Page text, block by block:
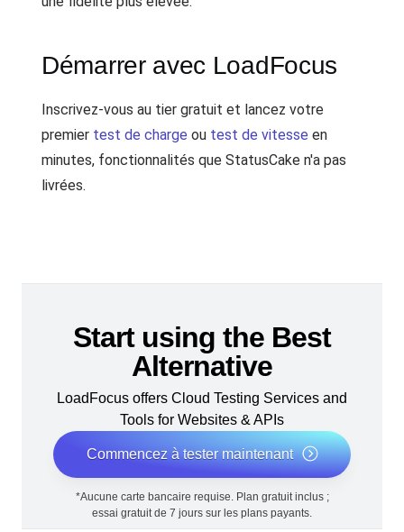
Démarrer avec LoadFocus
Inscrivez-vous au tier gratuit et lancez votre
premier test de charge ou test de vitesse en
minutes, fonctionnalités que StatusCake n'a pas
livrées.
Start using the Best
Alternative
LoadFocus offers Cloud Testing Services and
Tools for Websites & APIs
Commencez à tester maintenant
*Aucune carte bancaire requise. Plan gratuit inclus ;
essai gratuit de 7 jours sur les plans payants.